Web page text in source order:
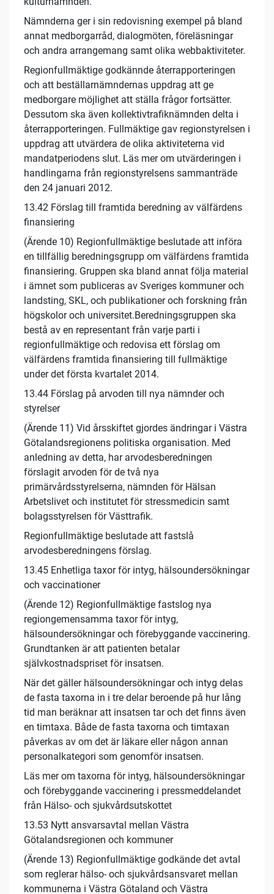
Nämnderna ger i sin redovisning exempel på bland
annat medborgarråd, dialogmöten, föreläsningar
och andra arrangemang samt olika webbaktiviteter.
Regionfullmäktige godkännde återrapporteringen
och att beställarnämndernas uppdrag att ge
medborgare möjlighet att ställa frågor fortsätter.
Dessutom ska även kollektivtrafiknämnden delta i
återrapporteringen. Fullmäktige gav regionstyrelsen i
uppdrag att utvärdera de olika aktiviteterna vid
mandatperiodens slut. Läs mer om utvärderingen i
handlingarna från regionstyrelsens sammanträde
den 24 januari 2012.
13.42 Förslag till framtida beredning av välfärdens
finansiering
(Ärende 10) Regionfullmäktige beslutade att införa
en tillfällig beredningsgrupp om välfärdens framtida
finansiering. Gruppen ska bland annat följa material
i ämnet som publiceras av Sveriges kommuner och
landsting, SKL, och publikationer och forskning från
högskolor och universitet.Beredningsgruppen ska
bestå av en representant från varje parti i
regionfullmäktige och redovisa ett förslag om
välfärdens framtida finansiering till fullmäktige
under det första kvartalet 2014.
13.44 Förslag på arvoden till nya nämnder och
styrelser
(Ärende 11) Vid årsskiftet gjordes ändringar i Västra
Götalandsregionens politiska organisation. Med
anledning av detta, har arvodesberedningen
förslagit arvoden för de två nya
primärvårdsstyrelserna, nämnden för Hälsan
Arbetslivet och institutet för stressmedicin samt
bolagsstyrelsen för Västtrafik.
Regionfullmäktige beslutade att fastslå
arvodesberedningens förslag.
13.45 Enhetliga taxor för intyg, hälsoundersökningar
och vaccinationer
(Ärende 12) Regionfullmäktige fastslog nya
regiongemensamma taxor för intyg,
hälsoundersökningar och förebyggande vaccinering.
Grundtanken är att patienten betalar
självkostnadspriset för insatsen.
När det gäller hälsoundersökningar och intyg delas
de fasta taxorna in i tre delar beroende på hur lång
tid man beräknar att insatsen tar och det finns även
en timtaxa. Både de fasta taxorna och timtaxan
påverkas av om det är läkare eller någon annan
personalkategori som genomför insatsen.
Läs mer om taxorna för intyg, hälsoundersökningar
och förebyggande vaccinering i pressmeddelandet
från Hälso- och sjukvårdsutskottet
13.53 Nytt ansvarsavtal mellan Västra
Götalandsregionen och kommuner
(Ärende 13) Regionfullmäktige godkände det avtal
som reglerar hälso- och sjukvårdsansvaret mellan
kommunerna i Västra Götaland och Västra